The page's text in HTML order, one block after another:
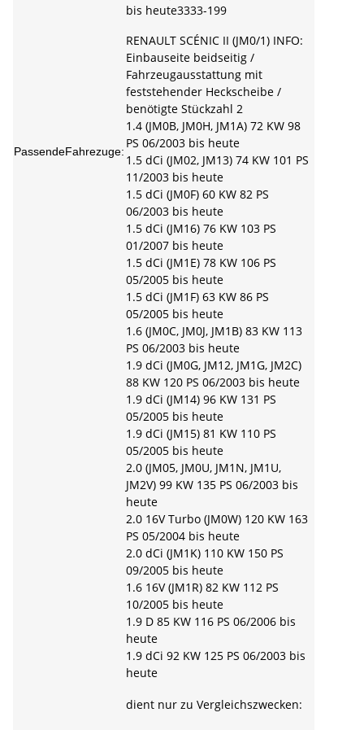
PassendeFahrezuge:
bis heute3333-199
RENAULT SCÉNIC II (JM0/1) INFO:
Einbauseite beidseitig /
Fahrzeugausstattung mit
feststehender Heckscheibe /
benötigte Stückzahl 2
1.4 (JM0B, JM0H, JM1A) 72 KW 98
PS 06/2003 bis heute
1.5 dCi (JM02, JM13) 74 KW 101 PS
11/2003 bis heute
1.5 dCi (JM0F) 60 KW 82 PS
06/2003 bis heute
1.5 dCi (JM16) 76 KW 103 PS
01/2007 bis heute
1.5 dCi (JM1E) 78 KW 106 PS
05/2005 bis heute
1.5 dCi (JM1F) 63 KW 86 PS
05/2005 bis heute
1.6 (JM0C, JM0J, JM1B) 83 KW 113
PS 06/2003 bis heute
1.9 dCi (JM0G, JM12, JM1G, JM2C)
88 KW 120 PS 06/2003 bis heute
1.9 dCi (JM14) 96 KW 131 PS
05/2005 bis heute
1.9 dCi (JM15) 81 KW 110 PS
05/2005 bis heute
2.0 (JM05, JM0U, JM1N, JM1U,
JM2V) 99 KW 135 PS 06/2003 bis
heute
2.0 16V Turbo (JM0W) 120 KW 163
PS 05/2004 bis heute
2.0 dCi (JM1K) 110 KW 150 PS
09/2005 bis heute
1.6 16V (JM1R) 82 KW 112 PS
10/2005 bis heute
1.9 D 85 KW 116 PS 06/2006 bis
heute
1.9 dCi 92 KW 125 PS 06/2003 bis
heute
dient nur zu Vergleichszwecken: